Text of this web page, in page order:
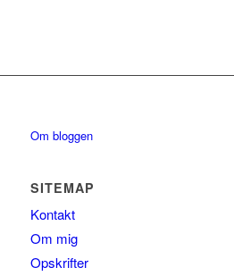
Om bloggen
SITEMAP
Kontakt
Om mig
Opskrifter